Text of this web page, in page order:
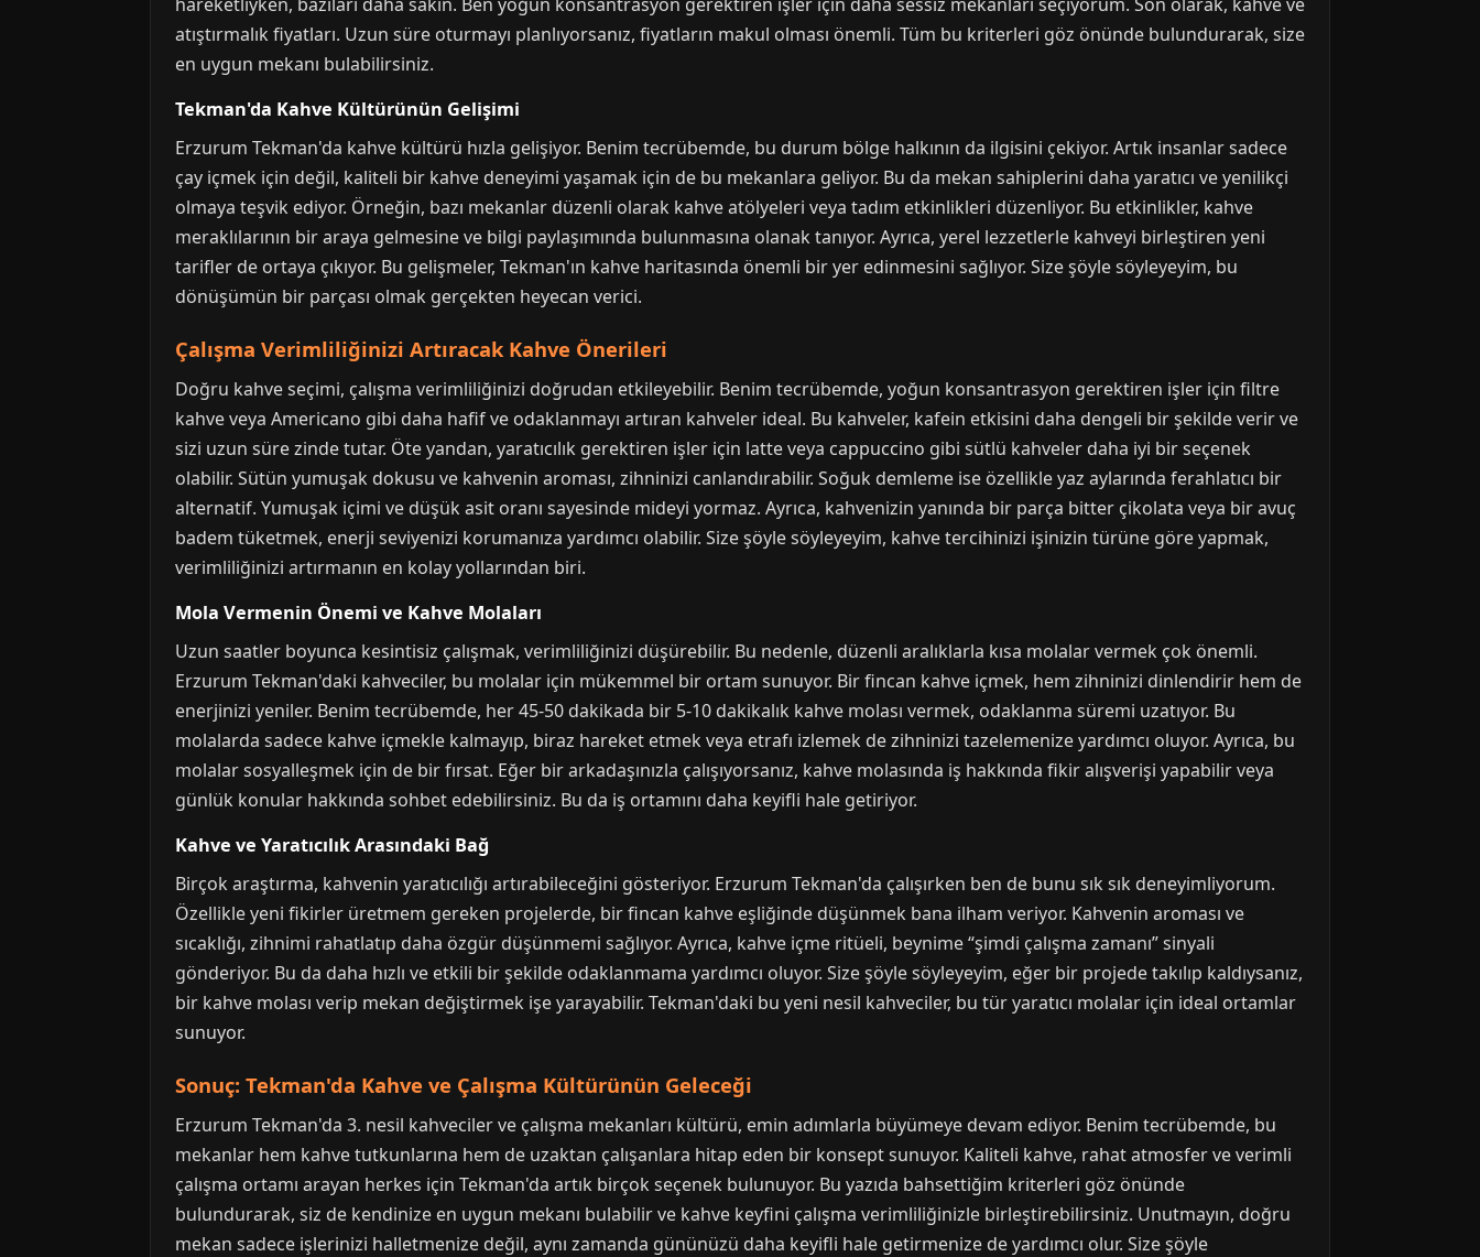
atıştırmalık fiyatları. Uzun süre oturmayı planlıyorsanız, fiyatların makul olması önemli. Tüm bu kriterleri göz önünde bulundurarak, size
en uygun mekanı bulabilirsiniz.
Tekman'da Kahve Kültürünün Gelişimi
Erzurum Tekman'da kahve kültürü hızla gelişiyor. Benim tecrübemde, bu durum bölge halkının da ilgisini çekiyor. Artık insanlar sadece
çay içmek için değil, kaliteli bir kahve deneyimi yaşamak için de bu mekanlara geliyor. Bu da mekan sahiplerini daha yaratıcı ve yenilikçi
olmaya teşvik ediyor. Örneğin, bazı mekanlar düzenli olarak kahve atölyeleri veya tadım etkinlikleri düzenliyor. Bu etkinlikler, kahve
meraklılarının bir araya gelmesine ve bilgi paylaşımında bulunmasına olanak tanıyor. Ayrıca, yerel lezzetlerle kahveyi birleştiren yeni
tarifler de ortaya çıkıyor. Bu gelişmeler, Tekman'ın kahve haritasında önemli bir yer edinmesini sağlıyor. Size şöyle söyleyeyim, bu
dönüşümün bir parçası olmak gerçekten heyecan verici.
Çalışma Verimliliğinizi Artıracak Kahve Önerileri
Doğru kahve seçimi, çalışma verimliliğinizi doğrudan etkileyebilir. Benim tecrübemde, yoğun konsantrasyon gerektiren işler için filtre
kahve veya Americano gibi daha hafif ve odaklanmayı artıran kahveler ideal. Bu kahveler, kafein etkisini daha dengeli bir şekilde verir ve
sizi uzun süre zinde tutar. Öte yandan, yaratıcılık gerektiren işler için latte veya cappuccino gibi sütlü kahveler daha iyi bir seçenek
olabilir. Sütün yumuşak dokusu ve kahvenin aroması, zihninizi canlandırabilir. Soğuk demleme ise özellikle yaz aylarında ferahlatıcı bir
alternatif. Yumuşak içimi ve düşük asit oranı sayesinde mideyi yormaz. Ayrıca, kahvenizin yanında bir parça bitter çikolata veya bir avuç
badem tüketmek, enerji seviyenizi korumanıza yardımcı olabilir. Size şöyle söyleyeyim, kahve tercihinizi işinizin türüne göre yapmak,
verimliliğinizi artırmanın en kolay yollarından biri.
Mola Vermenin Önemi ve Kahve Molaları
Uzun saatler boyunca kesintisiz çalışmak, verimliliğinizi düşürebilir. Bu nedenle, düzenli aralıklarla kısa molalar vermek çok önemli.
Erzurum Tekman'daki kahveciler, bu molalar için mükemmel bir ortam sunuyor. Bir fincan kahve içmek, hem zihninizi dinlendirir hem de
enerjinizi yeniler. Benim tecrübemde, her 45-50 dakikada bir 5-10 dakikalık kahve molası vermek, odaklanma süremi uzatıyor. Bu
molalarda sadece kahve içmekle kalmayıp, biraz hareket etmek veya etrafı izlemek de zihninizi tazelemenize yardımcı oluyor. Ayrıca, bu
molalar sosyalleşmek için de bir fırsat. Eğer bir arkadaşınızla çalışıyorsanız, kahve molasında iş hakkında fikir alışverişi yapabilir veya
günlük konular hakkında sohbet edebilirsiniz. Bu da iş ortamını daha keyifli hale getiriyor.
Kahve ve Yaratıcılık Arasındaki Bağ
Birçok araştırma, kahvenin yaratıcılığı artırabileceğini gösteriyor. Erzurum Tekman'da çalışırken ben de bunu sık sık deneyimliyorum.
Özellikle yeni fikirler üretmem gereken projelerde, bir fincan kahve eşliğinde düşünmek bana ilham veriyor. Kahvenin aroması ve
sıcaklığı, zihnimi rahatlatıp daha özgür düşünmemi sağlıyor. Ayrıca, kahve içme ritüeli, beynime “şimdi çalışma zamanı” sinyali
gönderiyor. Bu da daha hızlı ve etkili bir şekilde odaklanmama yardımcı oluyor. Size şöyle söyleyeyim, eğer bir projede takılıp kaldıysanız,
bir kahve molası verip mekan değiştirmek işe yarayabilir. Tekman'daki bu yeni nesil kahveciler, bu tür yaratıcı molalar için ideal ortamlar
sunuyor.
Sonuç: Tekman'da Kahve ve Çalışma Kültürünün Geleceği
Erzurum Tekman'da 3. nesil kahveciler ve çalışma mekanları kültürü, emin adımlarla büyümeye devam ediyor. Benim tecrübemde, bu
mekanlar hem kahve tutkunlarına hem de uzaktan çalışanlara hitap eden bir konsept sunuyor. Kaliteli kahve, rahat atmosfer ve verimli
çalışma ortamı arayan herkes için Tekman'da artık birçok seçenek bulunuyor. Bu yazıda bahsettiğim kriterleri göz önünde
bulundurarak, siz de kendinize en uygun mekanı bulabilir ve kahve keyfini çalışma verimliliğinizle birleştirebilirsiniz. Unutmayın, doğru
mekan sadece işlerinizi halletmenize değil, aynı zamanda gününüzü daha keyifli hale getirmenize de yardımcı olur. Size şöyle